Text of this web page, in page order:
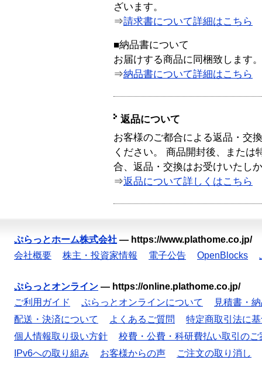
ざいます。
⇒請求書について詳細はこちら
■納品書について
お届けする商品に同梱致します。
⇒納品書について詳細はこちら
返品について
お客様のご都合による返品・交
ください。 商品開封後、または
合、返品・交換はお受けいたし
⇒返品について詳しくはこちら
ぷらっとホーム株式会社 — https://www.plathome.co.jp/
会社概要
株主・投資家情報 電子公告 OpenBlocks
ぷらっとオンライン — https://online.plathome.co.jp/
ご利用ガイド
ぷらっとオンラインについて
見積書・
配送・決済について
よくあるご質問
特定商取引法に
個人情報取り扱い方針
校費・公費・科研費払い取引のご
IPv6への取り組み
お客様からの声 ご注文の取り消し